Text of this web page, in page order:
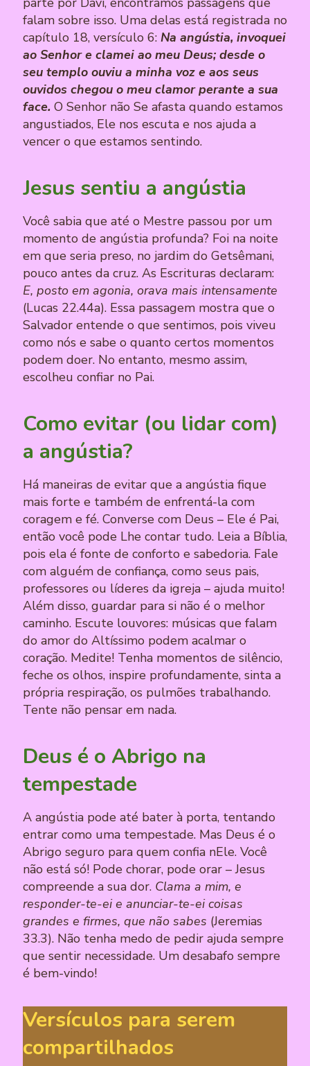
falam sobre isso. Uma delas está registrada no
capítulo 18, versículo 6: Na angústia, invoquei
ao Senhor e clamei ao meu Deus; desde o
seu templo ouviu a minha voz e aos seus
ouvidos chegou o meu clamor perante a sua
face. O Senhor não Se afasta quando estamos
angustiados, Ele nos escuta e nos ajuda a
vencer o que estamos sentindo.
Jesus sentiu a angústia
Você sabia que até o Mestre passou por um
momento de angústia profunda? Foi na noite
em que seria preso, no jardim do Getsêmani,
pouco antes da cruz. As Escrituras declaram:
E, posto em agonia, orava mais intensamente
(Lucas 22.44a). Essa passagem mostra que o
Salvador entende o que sentimos, pois viveu
como nós e sabe o quanto certos momentos
podem doer. No entanto, mesmo assim,
escolheu confiar no Pai.
Como evitar (ou lidar com)
a angústia?
Há maneiras de evitar que a angústia fique
mais forte e também de enfrentá-la com
coragem e fé. Converse com Deus – Ele é Pai,
então você pode Lhe contar tudo. Leia a Bíblia,
pois ela é fonte de conforto e sabedoria. Fale
com alguém de confiança, como seus pais,
professores ou líderes da igreja – ajuda muito!
Além disso, guardar para si não é o melhor
caminho. Escute louvores: músicas que falam
do amor do Altíssimo podem acalmar o
coração. Medite! Tenha momentos de silêncio,
feche os olhos, inspire profundamente, sinta a
própria respiração, os pulmões trabalhando.
Tente não pensar em nada.
Deus é o Abrigo na
tempestade
A angústia pode até bater à porta, tentando
entrar como uma tempestade. Mas Deus é o
Abrigo seguro para quem confia nEle. Você
não está só! Pode chorar, pode orar – Jesus
compreende a sua dor. Clama a mim, e
responder-te-ei e anunciar-te-ei coisas
grandes e firmes, que não sabes (Jeremias
33.3). Não tenha medo de pedir ajuda sempre
que sentir necessidade. Um desabafo sempre
é bem-vindo!
Versículos para serem
compartilhados